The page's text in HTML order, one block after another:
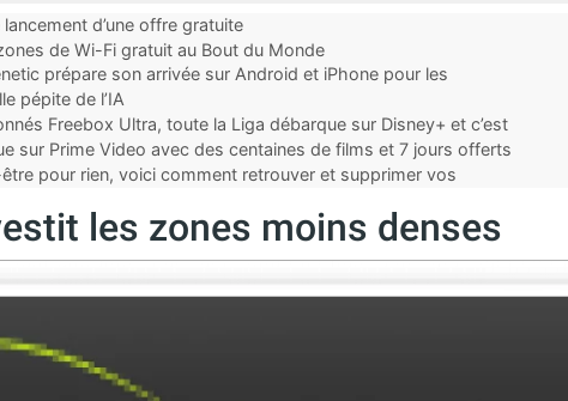
d’une offre gratuite
de Wi-Fi gratuit au Bout du Monde
prépare son arrivée sur Android et iPhone pour les
pépite de l’IA
Freebox Ultra, toute la Liga débarque sur Disney+ et c’est
sur Prime Video avec des centaines de films et 7 jours offerts
pour rien, voici comment retrouver et supprimer vos
les zones moins denses